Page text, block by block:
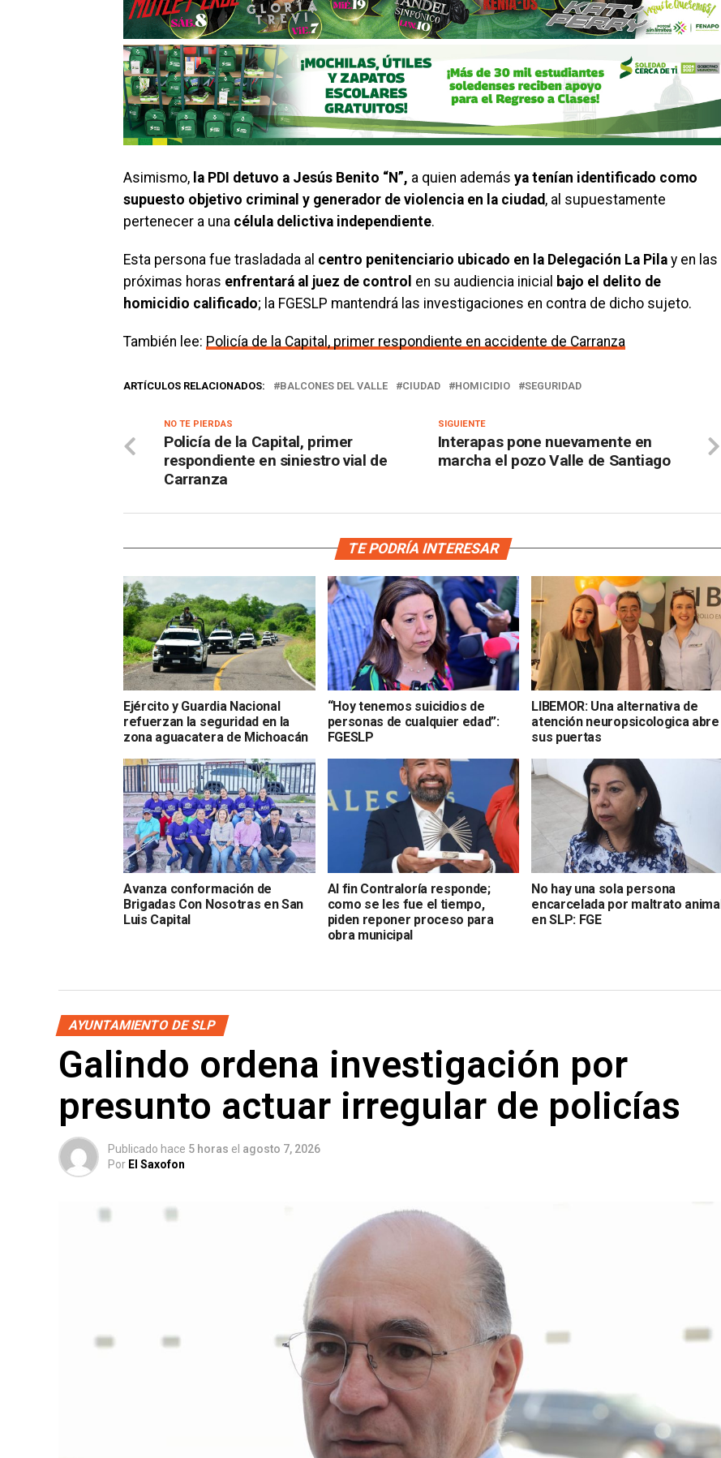
Asimismo, la PDI detuvo a Jesús Benito “N”, a quien además ya tenían identificado como
supuesto objetivo criminal y generador de violencia en la ciudad , al supuestamente
pertenecer a una célula delictiva independiente.
Esta persona fue trasladada al centro penitenciario ubicado en la Delegación La Pila y en las
próximas horas enfrentará al juez de control en su audiencia inicial bajo el delito de
homicidio calificado; la FGESLP mantendrá las investigaciones en contra de dicho sujeto.
También lee: Policía de la Capital, primer respondiente en accidente de Carranza
ARTÍCULOS RELACIONADOS: BALCONES DEL VALLE CIUDAD HOMICIDIO SEGURIDAD
SIGUIENTE
Interapas pone nuevamente en
marcha el pozo Valle de Santiago
NO TE PIERDAS
Policía de la Capital, primer
respondiente en siniestro vial de
Carranza
TE PODRÍA INTERESAR
Ejército y Guardia Nacional
refuerzan la seguridad en la
zona aguacatera de Michoacán
“Hoy tenemos suicidios de
personas de cualquier edad”:
FGESLP
LIBEMOR: Una alternativa de
atención neuropsicologica abre
sus puertas
Avanza conformación de
Brigadas Con Nosotras en San
Luis Capital
Al fin Contraloría responde;
como se les fue el tiempo,
piden reponer proceso para
obra municipal
No hay una sola persona
encarcelada por maltrato animal
en SLP: FGE
AYUNTAMIENTO DE SLP
Galindo ordena investigación por
presunto actuar irregular de policías
Publicado hace 5 horas el agosto 7, 2026
Por El Saxofon